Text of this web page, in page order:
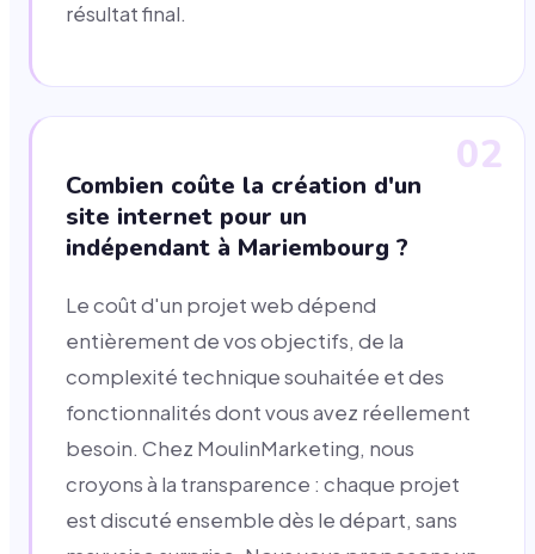
résultat final.
02
Combien coûte la création d'un
site internet pour un
indépendant à Mariembourg ?
Le coût d'un projet web dépend
entièrement de vos objectifs, de la
complexité technique souhaitée et des
fonctionnalités dont vous avez réellement
besoin. Chez MoulinMarketing, nous
croyons à la transparence : chaque projet
est discuté ensemble dès le départ, sans